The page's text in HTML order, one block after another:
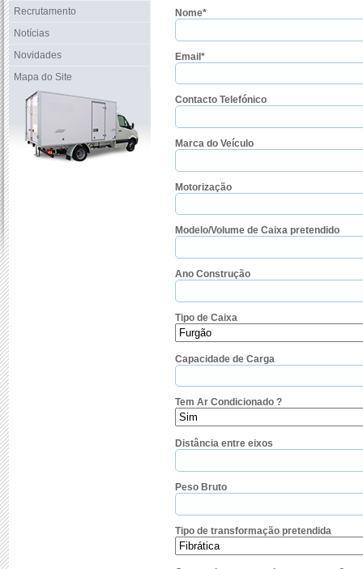
Recrutamento
Notícias
Novidades
Mapa do Site
Nome*
Email*
Contacto Telefónico
Marca do Veículo
Motorização
Modelo/Volume de Caixa pretendido
Ano Construção
Tipo de Caixa
Capacidade de Carga
Tem Ar Condicionado ?
Distância entre eixos
Peso Bruto
Tipo de transformação pretendida